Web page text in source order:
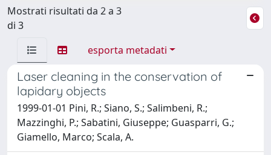
Mostrati risultati da 2 a 3
di 3
esporta metadati
Laser cleaning in the conservation of
lapidary objects
1999-01-01 Pini, R.; Siano, S.; Salimbeni, R.;
Mazzinghi, P.; Sabatini, Giuseppe; Guasparri, G.;
Giamello, Marco; Scala, A.